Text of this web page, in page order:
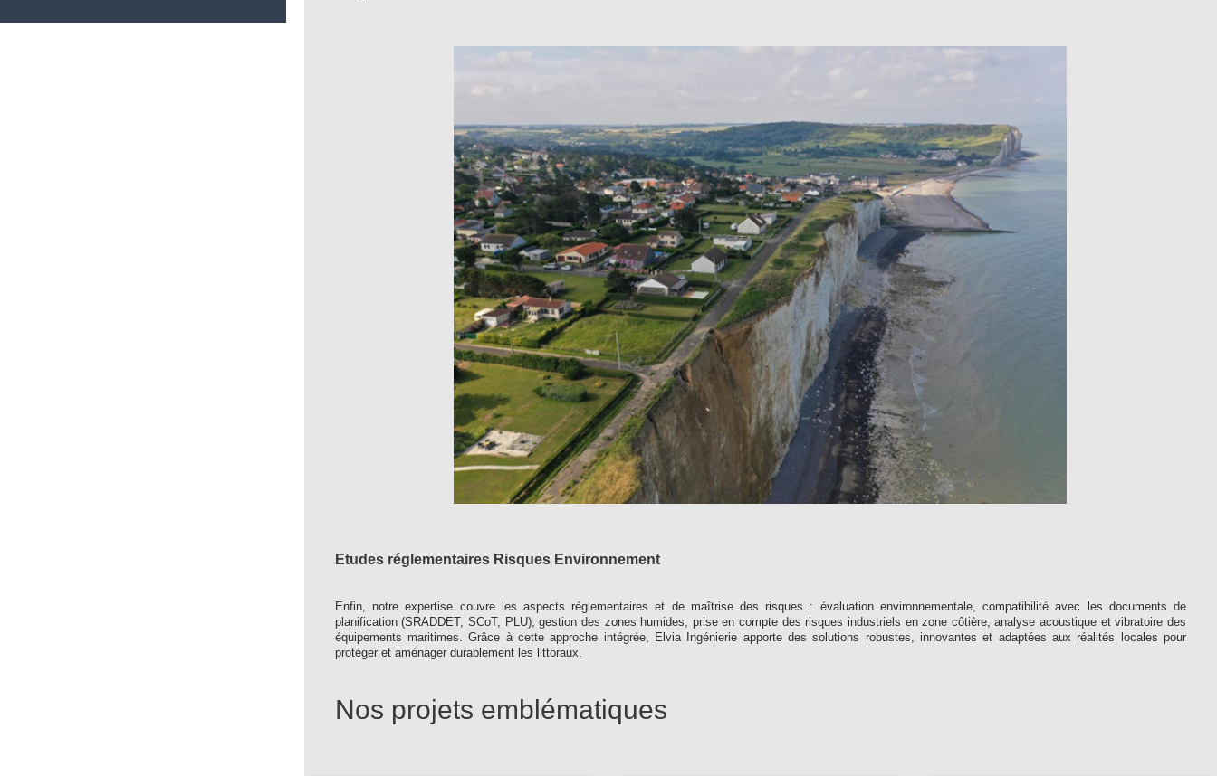
Etudes réglementaires Risques Environnement
Enfin, notre expertise couvre les aspects réglementaires et de maîtrise des risques : évaluation environnementale, compatibilité avec les documents de
planification (SRADDET, SCoT, PLU), gestion des zones humides, prise en compte des risques industriels en zone côtière, analyse acoustique et vibratoire des
équipements maritimes. Grâce à cette approche intégrée, Elvia Ingénierie apporte des solutions robustes, innovantes et adaptées aux réalités locales pour
protéger et aménager durablement les littoraux.
Nos projets emblématiques